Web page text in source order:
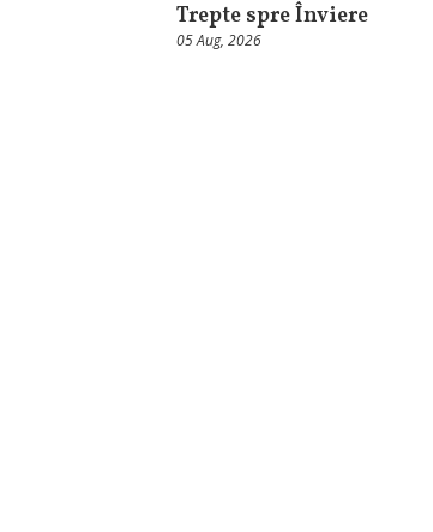
Trepte spre Înviere
05 Aug, 2026